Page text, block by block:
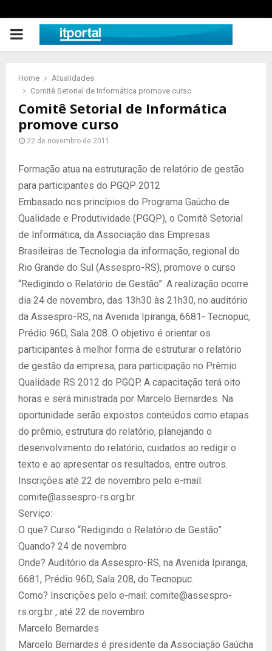
PRIMARY
Home
Atualidades
Comitê Setorial de Informática promove curso
Comitê Setorial de Informática
promove curso
22 de novembro de 2011
Formação atua na estruturação de relatório de gestão
para participantes do PGQP 2012
Embasado nos princípios do Programa Gaúcho de
Qualidade e Produtividade (PGQP), o Comitê Setorial
de Informática, da Associação das Empresas
Brasileiras de Tecnologia da informação, regional do
Rio Grande do Sul (Assespro-RS), promove o curso
“Redigindo o Relatório de Gestão”. A realização ocorre
dia 24 de novembro, das 13h30 às 21h30, no auditório
da Assespro-RS, na Avenida Ipiranga, 6681- Tecnopuc,
Prédio 96D, Sala 208. O objetivo é orientar os
participantes à melhor forma de estruturar o relatório
de gestão da empresa, para participação no Prêmio
Qualidade RS 2012 do PGQP. A capacitação terá oito
horas e será ministrada por Marcelo Bernardes. Na
oportunidade serão expostos conteúdos como etapas
do prêmio, estrutura do relatório, planejando o
desenvolvimento do relatório, cuidados ao redigir o
texto e ao apresentar os resultados, entre outros.
Inscrições até 22 de novembro pelo e-mail:
comite@assespro-rs.org.br.
Serviço:
O que? Curso “Redigindo o Relatório de Gestão”
Quando? 24 de novembro
Onde? Auditório da Assespro-RS, na Avenida Ipiranga,
6681, Prédio 96D, Sala 208, do Tecnopuc.
Como? Inscrições pelo e-mail: comite@assespro-
rs.org.br , até 22 de novembro
Marcelo Bernardes
Marcelo Bernardes é presidente da Associação Gaúcha